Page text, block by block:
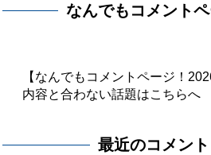
なんでもコメント
【なんでもコメントページ！
内容と合わない話題はこちらへ
最近のコメント